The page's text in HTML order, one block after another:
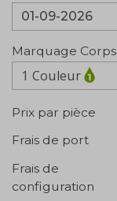
Marquage Corps
1 Couleur
Prix par pièce
Frais de port
Frais de
configuration